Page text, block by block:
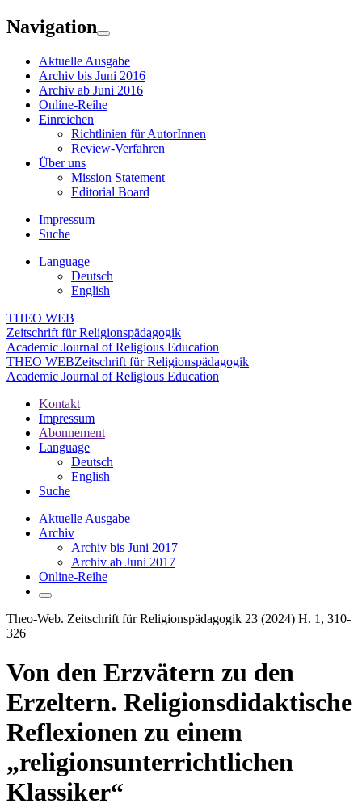
Navigation
Aktuelle Ausgabe
Archiv bis Juni 2016
Archiv ab Juni 2016
Online-Reihe
Einreichen
Richtlinien für AutorInnen
Review-Verfahren
Über uns
Mission Statement
Editorial Board
Impressum
Suche
Language
Deutsch
English
THEO WEB
Zeitschrift für Religionspädagogik
Academic Journal of Religious Education
THEO WEBZeitschrift für Religionspädagogik
Academic Journal of Religious Education
Kontakt
Impressum
Abonnement
Language
Deutsch
English
Suche
Aktuelle Ausgabe
Archiv
Archiv bis Juni 2017
Archiv ab Juni 2017
Online-Reihe
Theo-Web. Zeitschrift für Religionspädagogik 23 (2024) H. 1, 310-
326
Von den Erzvätern zu den
Erzeltern. Religionsdidaktische
Reflexionen zu einem
„religionsunterrichtlichen
Klassiker“